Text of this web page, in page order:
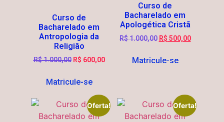
Curso de
Bacharelado em
Antropologia da
Religião
R$1.000,00 R$ 600,00
Matricule-se
Curso de
Bacharelado em
Apologética Cristã
R$1.000,00 R$ 500,00
Matricule-se
Oferta! Oferta!